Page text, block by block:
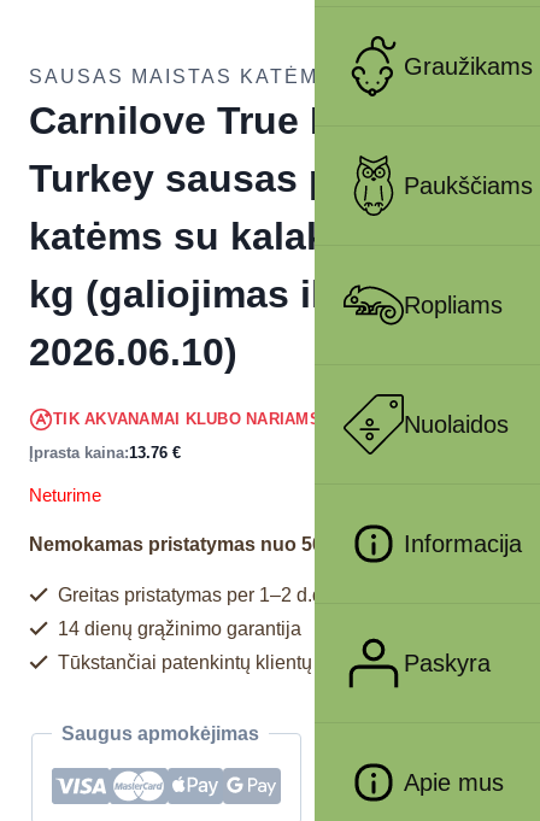
Graužikams
Paukščiams
Ropliams
Nuolaidos
Informacija
Paskyra
Apie mus
SAUSAS MAISTAS KATĖMS
Carnilove True Fresh Cat
Turkey sausas pašaras
katėms su kalakutiena 1,8
kg (galiojimas iki
2026.06.10)
TIK AKVANAMAI KLUBO NARIAMS 13.07€
Įprasta kaina:13.76 €
Neturime
Nemokamas pristatymas nuo 50€
Greitas pristatymas per 1–2 d.d.
14 dienų grąžinimo garantija
Tūkstančiai patenkintų klientų
Saugus apmokėjimas